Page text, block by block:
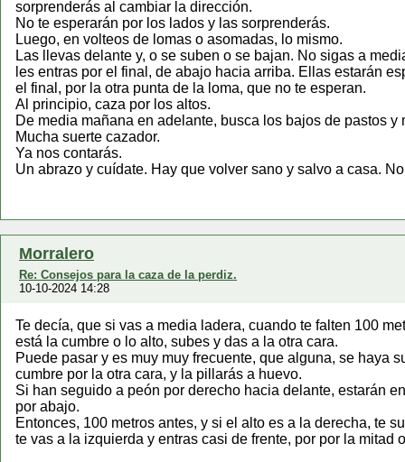
sorprenderás al cambiar la dirección.
No te esperarán por los lados y las sorprenderás.
Luego, en volteos de lomas o asomadas, lo mismo.
Las llevas delante y, o se suben o se bajan. No sigas a
les entras por el final, de abajo hacia arriba. Ellas estarán
el final, por la otra punta de la loma, que no te esperan.
Al principio, caza por los altos.
De media mañana en adelante, busca los bajos de pastos
Mucha suerte cazador.
Ya nos contarás.
Un abrazo y cuídate. Hay que volver sano y salvo a casa.
Morralero
Re: Consejos para la caza de la perdiz.
10-10-2024 14:28
Te decía, que si vas a media ladera, cuando te falten 100
está la cumbre o lo alto, subes y das a la otra cara.
Puede pasar y es muy muy frecuente, que alguna, se haya
cumbre por la otra cara, y la pillarás a huevo.
Si han seguido a peón por derecho hacia delante, estarán
por abajo.
Entonces, 100 metros antes, y si el alto es a la derecha, te
te vas a la izquierda y entras casi de frente, por por la